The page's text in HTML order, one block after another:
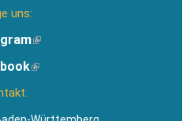
uns:
(Link
extern)
(Link